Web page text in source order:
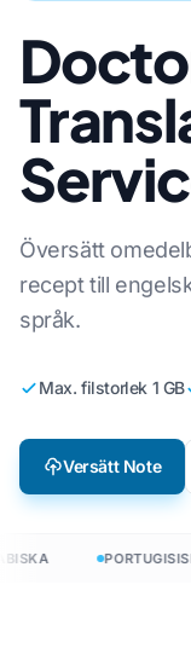
Översätt
recept till
språk.
Max. filstorlek 1 GB
Versätt Note